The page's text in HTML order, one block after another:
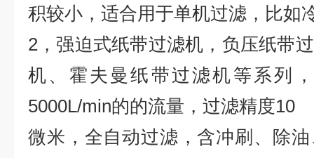
积较小，适合用于单机过滤，比如
2，强迫式纸带过滤机，负压纸带
机、霍夫曼纸带过滤机等系列
5000L/min的的流量，过滤精度10
微米，全自动过滤，含冲刷、除